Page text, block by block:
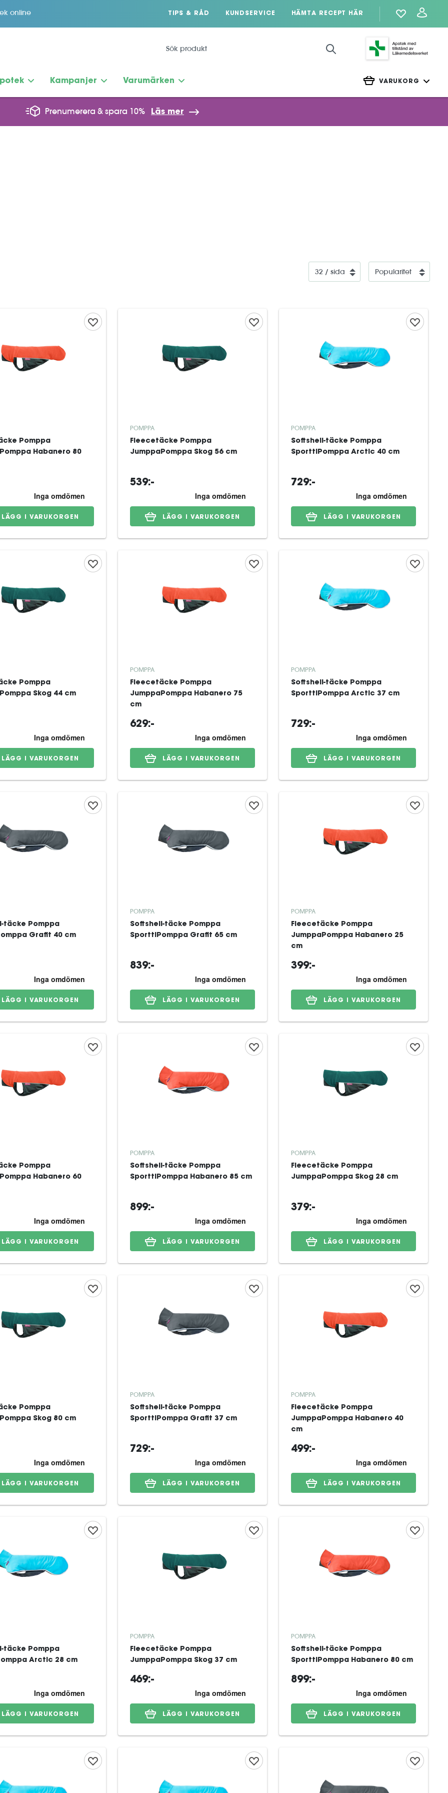
online TIPS & RÅD KUNDSERVICE HÄMTA RECEPT HÄR
Kampanjer Varumärken VARUKORG
Prenumerera & spara 10% Läs mer
Pomppa
Habanero 80
LÄGG I VARUKORGEN
POMPPA
Fleecetäcke Pomppa
JumppaPomppa Skog 56 cm
539:-
LÄGG I VARUKORGEN
POMPPA
Softshell-täcke Pomppa
SporttiPomppa Arctic 40 cm
729:-
LÄGG I VARUKORGEN
Pomppa
Skog 44 cm
LÄGG I VARUKORGEN
POMPPA
Fleecetäcke Pomppa
JumppaPomppa Habanero 75
cm
629:-
LÄGG I VARUKORGEN
POMPPA
Softshell-täcke Pomppa
SporttiPomppa Arctic 37 cm
729:-
LÄGG I VARUKORGEN
täcke Pomppa
Grafit 40 cm
LÄGG I VARUKORGEN
POMPPA
Softshell-täcke Pomppa
SporttiPomppa Grafit 65 cm
839:-
LÄGG I VARUKORGEN
POMPPA
Fleecetäcke Pomppa
JumppaPomppa Habanero 25
cm
399:-
LÄGG I VARUKORGEN
Pomppa
Habanero 60
LÄGG I VARUKORGEN
POMPPA
Softshell-täcke Pomppa
SporttiPomppa Habanero 85 cm
899:-
LÄGG I VARUKORGEN
POMPPA
Fleecetäcke Pomppa
JumppaPomppa Skog 28 cm
379:-
LÄGG I VARUKORGEN
Pomppa
Skog 80 cm
LÄGG I VARUKORGEN
POMPPA
Softshell-täcke Pomppa
SporttiPomppa Grafit 37 cm
729:-
LÄGG I VARUKORGEN
POMPPA
Fleecetäcke Pomppa
JumppaPomppa Habanero 40
cm
499:-
LÄGG I VARUKORGEN
täcke Pomppa
Arctic 28 cm
LÄGG I VARUKORGEN
POMPPA
Fleecetäcke Pomppa
JumppaPomppa Skog 37 cm
469:-
LÄGG I VARUKORGEN
POMPPA
Softshell-täcke Pomppa
SporttiPomppa Habanero 80 cm
899:-
LÄGG I VARUKORGEN